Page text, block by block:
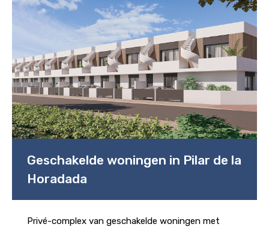
Geschakelde woningen in Pilar de la
Horadada
Privé-complex van geschakelde woningen met